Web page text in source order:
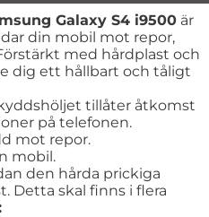
Galaxy S4 i9500 är
din mobil mot repor,
med hårdplast och
dig ett hållbart och tåligt
tillåter åtkomst
på telefonen.
mot repor.
mobil.
den hårda prickiga
Detta skal finns i flera